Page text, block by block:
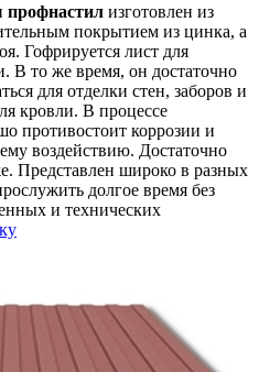
профнастил изготовлен из
покрытием из цинка, а
Гофрируется лист для
В то же время, он достаточно
для отделки стен, заборов и
кровли. В процессе
противостоит коррозии и
воздействию. Достаточно
Представлен широко в разных
долгое время без
и технических